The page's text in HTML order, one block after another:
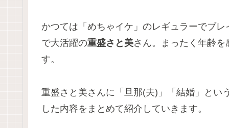
かつては「めちゃイケ」のレギュラーでブ
で大活躍の重盛さと美さん。まったく年齢
す。
重盛さと美さんに「旦那(夫)」「結婚」とい
した内容をまとめて紹介していきます。